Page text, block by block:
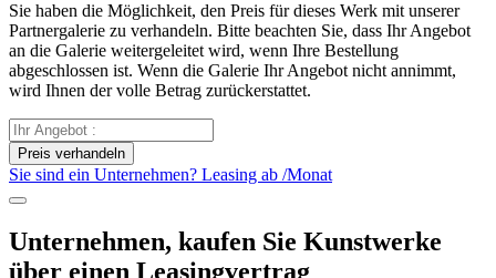
Sie haben die Möglichkeit, den Preis für dieses Werk mit unserer
Partnergalerie zu verhandeln. Bitte beachten Sie, dass Ihr Angebot
an die Galerie weitergeleitet wird, wenn Ihre Bestellung
abgeschlossen ist. Wenn die Galerie Ihr Angebot nicht annimmt,
wird Ihnen der volle Betrag zurückerstattet.
Preis verhandeln
Sie sind ein Unternehmen? Leasing ab /Monat
Unternehmen, kaufen Sie Kunstwerke
über einen Leasingvertrag